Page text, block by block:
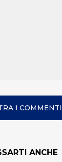
I COMMENTI
ANCHE